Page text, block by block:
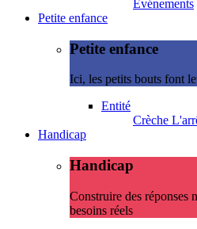
Evénements
Petite enfance
Petite enfance
Ici, les petits bouts font
Entité
Crèche
Handicap
Handicap
Construire des réponses
besoins réels